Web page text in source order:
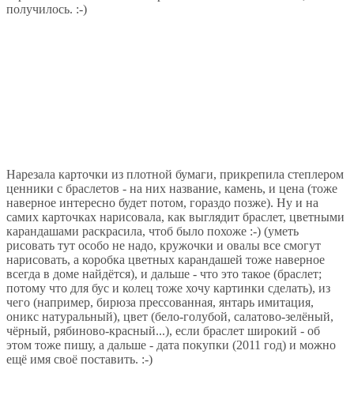
получилось. :-)
Нарезала карточки из плотной бумаги, прикрепила степлером
ценники с браслетов - на них название, камень, и цена (тоже
наверное интересно будет потом, гораздо позже). Ну и на
самих карточках нарисовала, как выглядит браслет, цветными
карандашами раскрасила, чтоб было похоже :-) (уметь
рисовать тут особо не надо, кружочки и овалы все смогут
нарисовать, а коробка цветных карандашей тоже наверное
всегда в доме найдётся), и дальше - что это такое (браслет;
потому что для бус и колец тоже хочу картинки сделать), из
чего (например, бирюза прессованная, янтарь имитация,
оникс натуральный), цвет (бело-голубой, салатово-зелёный,
чёрный, рябиново-красный...), если браслет широкий - об
этом тоже пишу, а дальше - дата покупки (2011 год) и можно
ещё имя своё поставить. :-)